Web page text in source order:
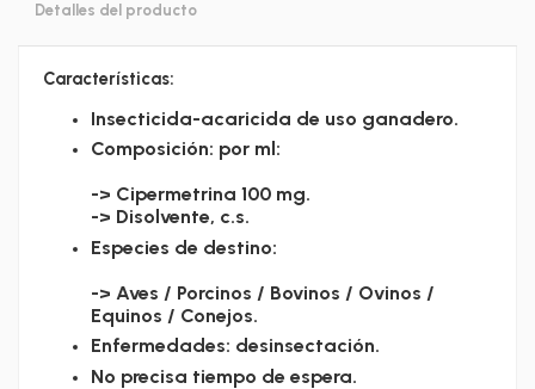
Detalles del producto
Características:
Insecticida-acaricida de uso ganadero.
Composición: por ml:
-> Cipermetrina 100 mg.
-> Disolvente, c.s.
Especies de destino:
-> Aves / Porcinos / Bovinos / Ovinos /
Equinos / Conejos.
Enfermedades: desinsectación.
No precisa tiempo de espera.